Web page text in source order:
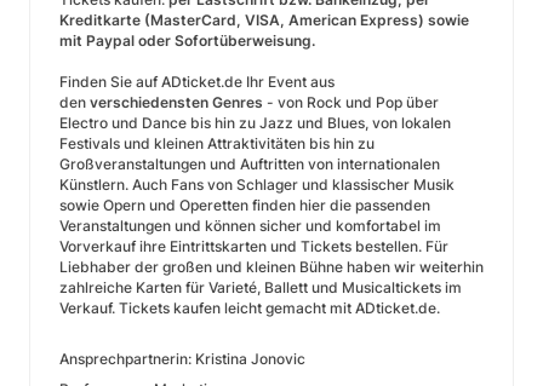
Kreditkarte (MasterCard, VISA, American Express) sowie
mit Paypal oder Sofortüberweisung.
Finden Sie auf ADticket.de Ihr Event aus
den verschiedensten Genres - von Rock und Pop über
Electro und Dance bis hin zu Jazz und Blues, von lokalen
Festivals und kleinen Attraktivitäten bis hin zu
Großveranstaltungen und Auftritten von internationalen
Künstlern. Auch Fans von Schlager und klassischer Musik
sowie Opern und Operetten finden hier die passenden
Veranstaltungen und können sicher und komfortabel im
Vorverkauf ihre Eintrittskarten und Tickets bestellen. Für
Liebhaber der großen und kleinen Bühne haben wir weiterhin
zahlreiche Karten für Varieté, Ballett und Musicaltickets im
Verkauf. Tickets kaufen leicht gemacht mit ADticket.de.
Ansprechpartnerin: Kristina Jonovic